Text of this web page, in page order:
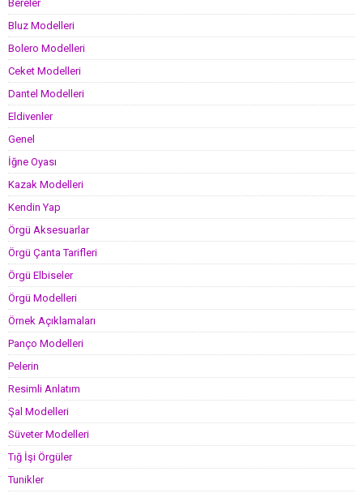
Bereler
Bluz Modelleri
Bolero Modelleri
Ceket Modelleri
Dantel Modelleri
Eldivenler
Genel
İğne Oyası
Kazak Modelleri
Kendin Yap
Örgü Aksesuarlar
Örgü Çanta Tarifleri
Örgü Elbiseler
Örgü Modelleri
Örnek Açıklamaları
Panço Modelleri
Pelerin
Resimli Anlatım
Şal Modelleri
Süveter Modelleri
Tığ İşi Örgüler
Tunikler